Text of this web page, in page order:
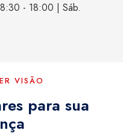
- 18:00 | Sáb.
VISÃO
para sua